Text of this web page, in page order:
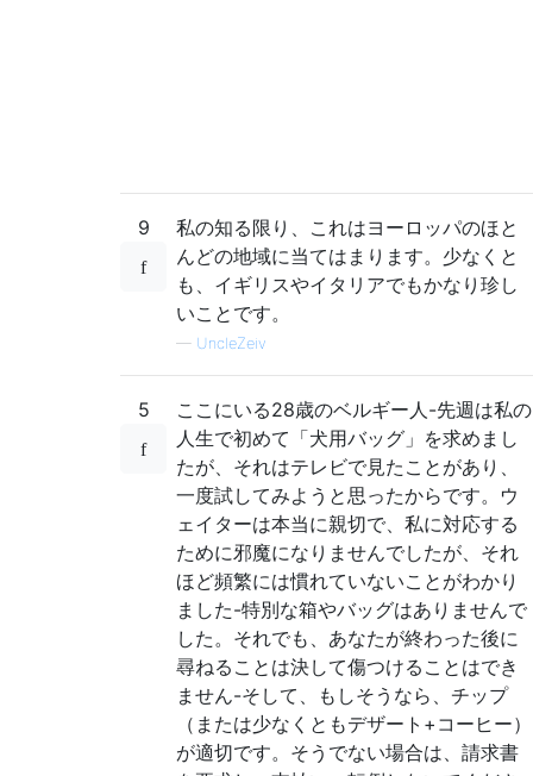
9
私の知る限り、これはヨーロッパのほと
んどの地域に当てはまります。少なくと
も、イギリスやイタリアでもかなり珍し
いことです。
— UncleZeiv
5
ここにいる28歳のベルギー人-先週は私の
人生で初めて「犬用バッグ」を求めまし
たが、それはテレビで見たことがあり、
一度試してみようと思ったからです。ウ
ェイターは本当に親切で、私に対応する
ために邪魔になりませんでしたが、それ
ほど頻繁には慣れていないことがわかり
ました-特別な箱やバッグはありませんで
した。それでも、あなたが終わった後に
尋ねることは決して傷つけることはでき
ません-そして、もしそうなら、チップ
（または少なくともデザート+コーヒー）
が適切です。そうでない場合は、請求書